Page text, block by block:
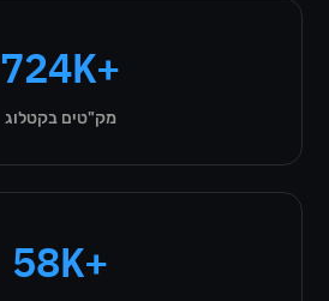
724K+
מק"טים בקטלוג
58K+